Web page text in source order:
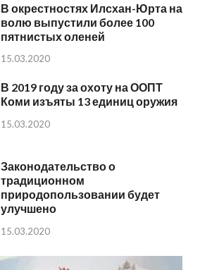
В окрестностях Илсхан-Юрта на
волю выпустили более 100
пятнистых оленей
15.03.2020
В 2019 году за охоту на ООПТ
Коми изъяты 13 единиц оружия
15.03.2020
Законодательство о
традиционном
природопользовании будет
улучшено
15.03.2020